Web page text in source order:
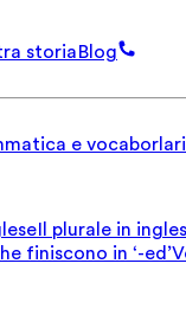
storiaBlog
e
Il plurale in
finiscono in ‘-ed’